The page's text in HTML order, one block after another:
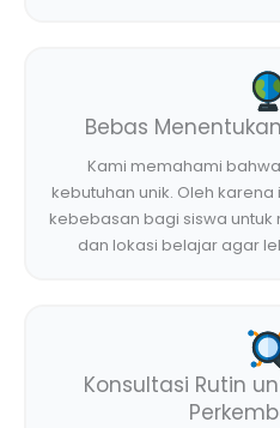
Bebas
Kami memahami
kebutuhan unik. Oleh
kebebasan bagi siswa
dan lokasi belajar agar
Konsultasi Rutin